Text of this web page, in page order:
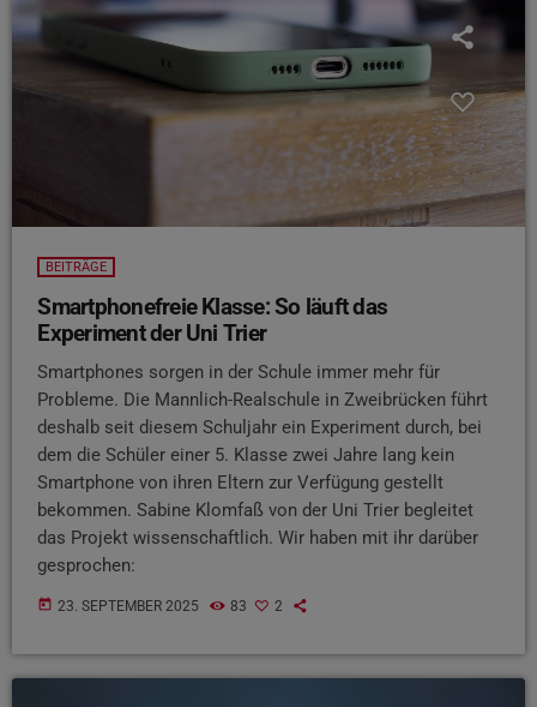
BEITRÄGE
Smartphonefreie Klasse: So läuft das
Experiment der Uni Trier
Smartphones sorgen in der Schule immer mehr für
Probleme. Die Mannlich-Realschule in Zweibrücken führt
deshalb seit diesem Schuljahr ein Experiment durch, bei
dem die Schüler einer 5. Klasse zwei Jahre lang kein
Smartphone von ihren Eltern zur Verfügung gestellt
bekommen. Sabine Klomfaß von der Uni Trier begleitet
das Projekt wissenschaftlich. Wir haben mit ihr darüber
gesprochen:
today 23. SEPTEMBER 2025 83 2